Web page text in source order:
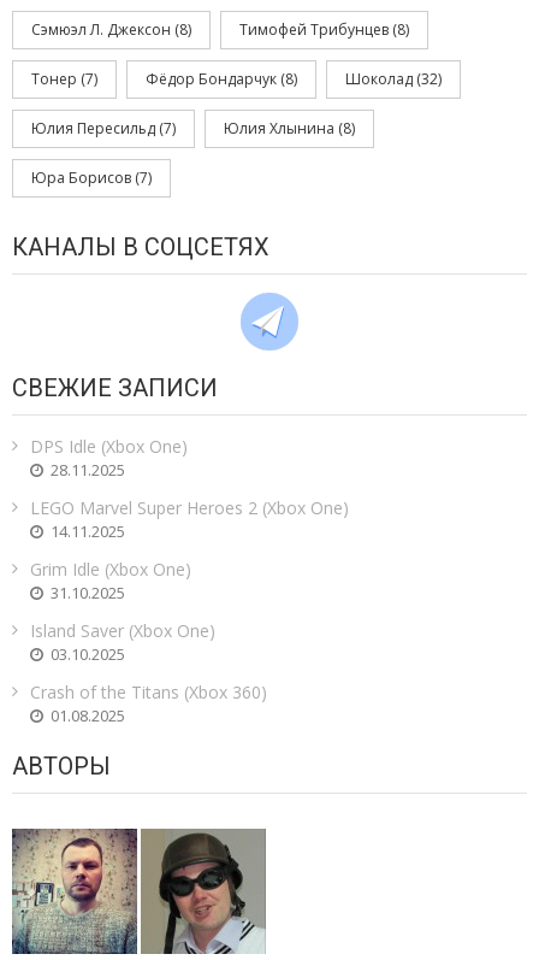
Сэмюэл Л. Джексон (8) Тимофей Трибунцев (8)
Тонер (7) Фёдор Бондарчук (8) Шоколад (32)
Юлия Пересильд (7) Юлия Хлынина (8)
Юра Борисов (7)
КАНАЛЫ В СОЦСЕТЯХ
СВЕЖИЕ ЗАПИСИ
DPS Idle (Xbox One)
28.11.2025
LEGO Marvel Super Heroes 2 (Xbox One)
14.11.2025
Grim Idle (Xbox One)
31.10.2025
Island Saver (Xbox One)
03.10.2025
Crash of the Titans (Xbox 360)
01.08.2025
АВТОРЫ